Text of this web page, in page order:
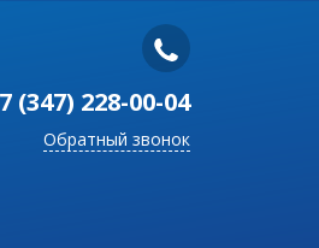
(347) 228-00-04
Обратный звонок